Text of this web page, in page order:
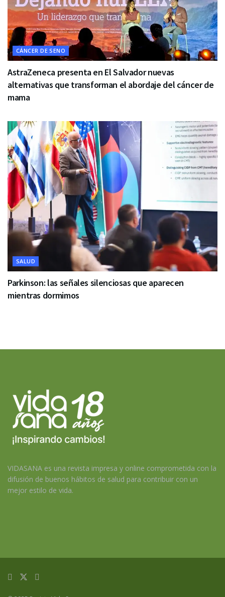
CÁNCER DE SENO
AstraZeneca presenta en El Salvador nuevas
alternativas que transforman el abordaje del cáncer de
mama
SALUD
Parkinson: las señales silenciosas que aparecen
mientras dormimos
VIDASANA es una revista impresa y online comprometida con la
difusión de buenos hábitos de salud para contribuir con un
mejor estilo de vida.